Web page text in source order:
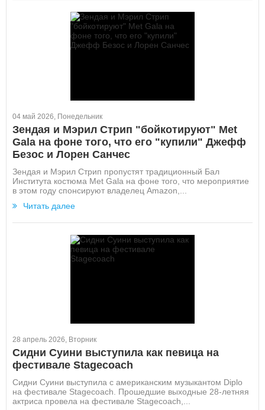
04 май 2026, Понедельник
Зендая и Мэрил Стрип "бойкотируют" Met
Gala на фоне того, что его "купили" Джефф
Безос и Лорен Санчес
Зендая и Мэрил Стрип пропустят традиционный Бал
Института костюма Met Gala на фоне того, что мероприятие
в этом году спонсируют владелец Amazon,...
Читать далее
28 апрель 2026, Вторник
Сидни Суини выступила как певица на
фестивале Stagecoach
Сидни Суини выступила с американским музыкантом Diplo
на фестивале Stagecoach. Прошедшие выходные 28-летняя
актриса провела на фестивале Stagecoach,...